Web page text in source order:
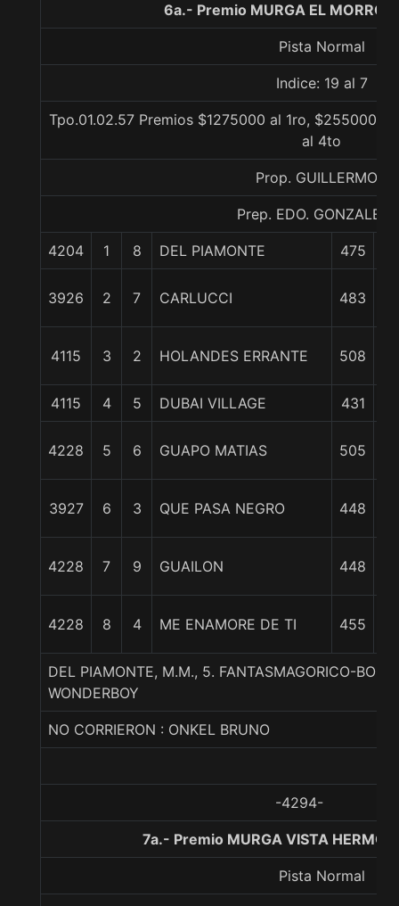
6a.- Premio MURGA EL MORRO,
Pista Normal
Indice: 19 al 7
Tpo.01.02.57 Premios $1275000 al 1ro, $255000
al 4to
Prop. GUILLERMON
Prep. EDO. GONZALEZ
4204 1 8 DEL PIAMONTE 475
3926 2 7 CARLUCCI 483
4115 3 2 HOLANDES ERRANTE 508
4115 4 5 DUBAI VILLAGE 431
4228 5 6 GUAPO MATIAS 505
3927 6 3 QUE PASA NEGRO 448
4228 7 9 GUAILON 448
4228 8 4 ME ENAMORE DE TI 455
DEL PIAMONTE, M.M., 5. FANTASMAGORICO-
WONDERBOY
NO CORRIERON : ONKEL BRUNO
-4294-
7a.- Premio MURGA VISTA
Pista Normal